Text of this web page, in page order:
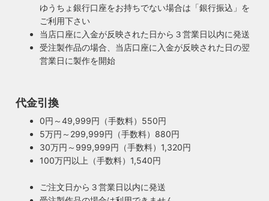
ゆうちょ銀行口座をお持ちでない場合は「銀行振込」を
ご利用下さい
当店口座に入金が反映された日から３営業日以内に発送
受注製作品の場合、当店口座に入金が反映された日の翌
営業日に製作を開始
代金引換
0円～49,999円（手数料）550円
5万円～299,999円（手数料）880円
30万円～999,999円（手数料）1,320円
100万円以上（手数料）1,540円
ご注文日から３営業日以内に発送